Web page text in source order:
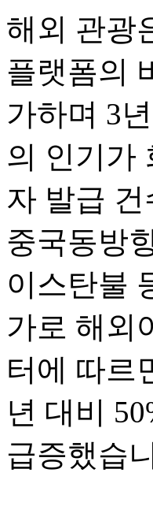
해외 관광
플랫폼의
가하며 3
의 인기가
자 발급
중국동방
이스탄불
가로 해외
터에 따르
년 대비
급증했습